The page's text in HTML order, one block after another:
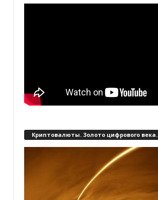
Криптовалюты. Золото цифрового века.